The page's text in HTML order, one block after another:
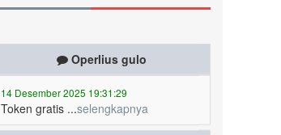
14 Desember 2025 19:31:29
Token gratis ...selengkapnya
Nuripah